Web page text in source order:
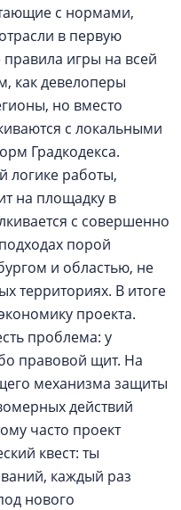
с нормами,
в первую
игры на всей
как девелоперы
но вместо
с локальными
Градкодекса.
логике работы,
на площадку в
с совершенно
порой
и областью, не
территориях. В итоге
проекта.
проблема: у
правовой щит. На
механизма защиты
действий
часто проект
квест: ты
каждый раз
нового